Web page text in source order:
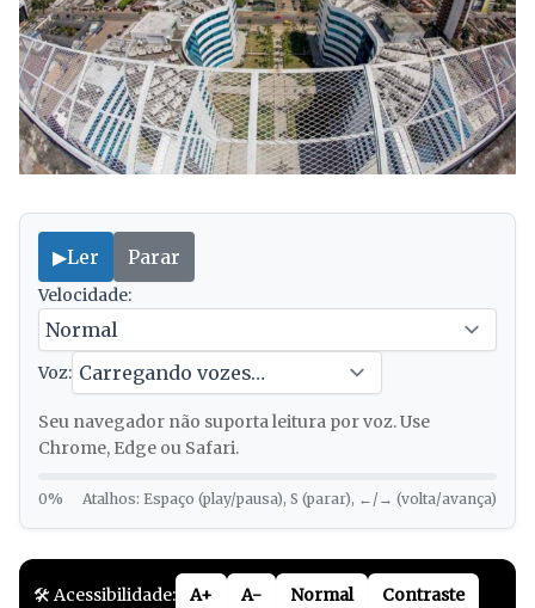
▶Ler Parar
Velocidade:
Voz:
Seu navegador não suporta leitura por voz. Use
Chrome, Edge ou Safari.
0% Atalhos: Espaço (play/pausa), S (parar), ←/→ (volta/avança)
🛠️ Acessibilidade: A+ A- Normal Contraste